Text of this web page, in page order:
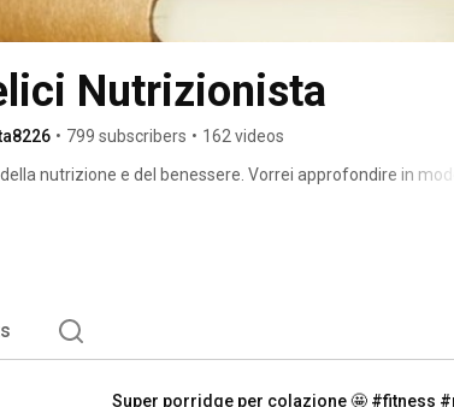
Nutrizionista
• 799 subscribers • 162 videos
nutrizione e del benessere. Vorrei approfondire in modo
le caratteristiche di determinati alimenti.